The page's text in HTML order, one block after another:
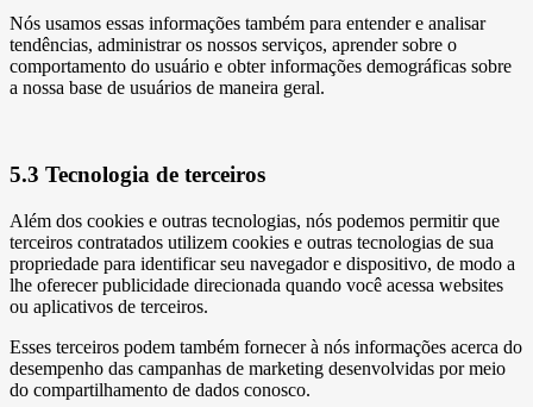
Nós usamos essas informações também para entender e analisar
tendências, administrar os nossos serviços, aprender sobre o
comportamento do usuário e obter informações demográficas sobre
a nossa base de usuários de maneira geral.
5.3 Tecnologia de terceiros
Além dos cookies e outras tecnologias, nós podemos permitir que
terceiros contratados utilizem cookies e outras tecnologias de sua
propriedade para identificar seu navegador e dispositivo, de modo a
lhe oferecer publicidade direcionada quando você acessa websites
ou aplicativos de terceiros.
Esses terceiros podem também fornecer à nós informações acerca do
desempenho das campanhas de marketing desenvolvidas por meio
do compartilhamento de dados conosco.